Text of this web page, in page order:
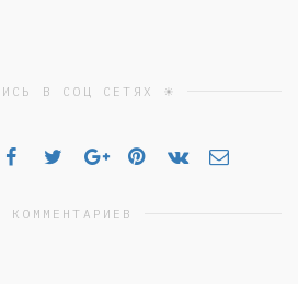
В СОЦ СЕТЯХ ☀
КОММЕНТАРИЕВ